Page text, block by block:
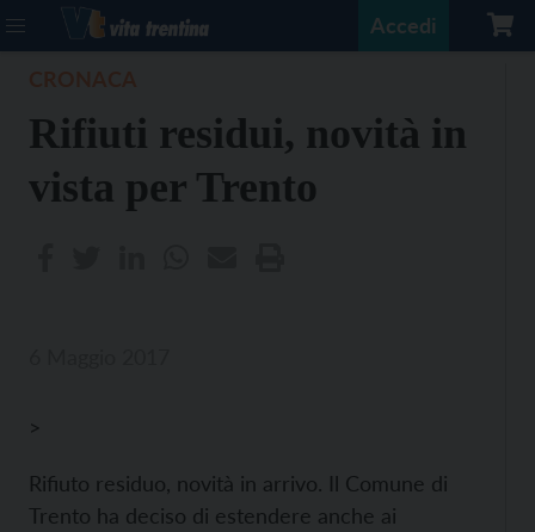
Accedi
Rifiuti residui, novità in
vista per Trento
>
Rifiuto residuo, novità in arrivo. Il Comune di
Trento ha deciso di estendere anche ai